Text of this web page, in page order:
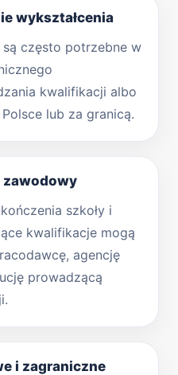
wykształcenia
często potrzebne w
kwalifikacji albo
lub za granicą.
zawodowy
szkoły i
kwalifikacje mogą
agencję
prowadzącą
i zagraniczne